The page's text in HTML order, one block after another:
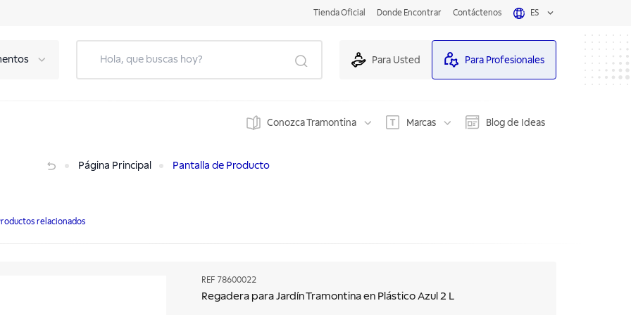
Tienda Oficial Donde Encontrar Contáctenos ES
Para Usted Para Profesionales
Conozca Tramontina Marcas Blog de Ideas
Página Principal Pantalla de Producto
relacionados
REF 78600022
Regadera para Jardín Tramontina en Plástico Azul 2 L